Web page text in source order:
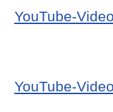
YouTube-
YouTube-